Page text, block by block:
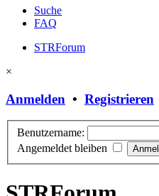
Suche
FAQ
STRForum
×
Anmelden • Registrieren
Benutzername:
Angemeldet bleiben